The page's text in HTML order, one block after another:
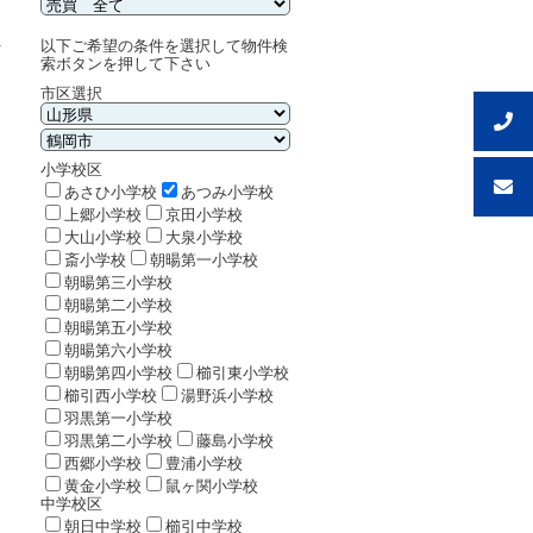
以下ご希望の条件を選択して物件検
索ボタンを押して下さい
市区選択
小学校区
あさひ小学校
あつみ小学校
上郷小学校
京田小学校
大山小学校
大泉小学校
斎小学校
朝暘第一小学校
朝暘第三小学校
朝暘第二小学校
朝暘第五小学校
朝暘第六小学校
朝暘第四小学校
櫛引東小学校
櫛引西小学校
湯野浜小学校
羽黒第一小学校
羽黒第二小学校
藤島小学校
西郷小学校
豊浦小学校
黄金小学校
鼠ヶ関小学校
中学校区
朝日中学校
櫛引中学校